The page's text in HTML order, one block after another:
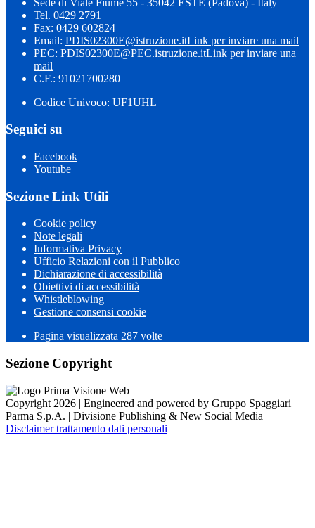
Tel. 0429 2791
Fax: 0429 602824
Email: PDIS02300E@istruzione.itLink per inviare una mail
PEC: PDIS02300E@PEC.istruzione.itLink per inviare una
mail
C.F.: 91021700280
Codice Univoco: UF1UHL
Seguici su
Facebook
Youtube
Sezione Link Utili
Cookie policy
Note legali
Informativa Privacy
Ufficio Relazioni con il Pubblico
Dichiarazione di accessibilità
Obiettivi di accessibilità
Whistleblowing
Gestione consensi cookie
Pagina visualizzata 287 volte
Sezione Copyright
Copyright 2026 | Engineered and powered by Gruppo Spaggiari
Parma S.p.A. | Divisione Publishing & New Social Media
Disclaimer trattamento dati personali